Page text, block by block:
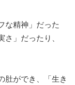
な精神」だった
さ」だったり、
肚ができ、「生き